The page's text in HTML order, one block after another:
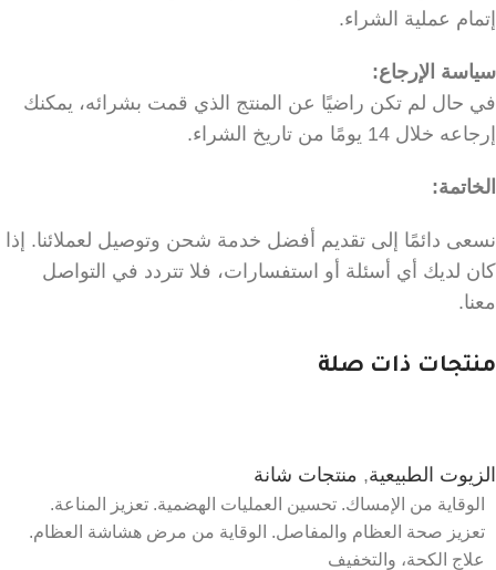
إتمام عملية الشراء.
سياسة الإرجاع:
في حال لم تكن راضيًا عن المنتج الذي قمت بشرائه، يمكنك
إرجاعه خلال 14 يومًا من تاريخ الشراء.
الخاتمة:
نسعى دائمًا إلى تقديم أفضل خدمة شحن وتوصيل لعملائنا. إذا
كان لديك أي أسئلة أو استفسارات، فلا تتردد في التواصل
معنا.
منتجات ذات صلة
الزيوت الطبيعية, منتجات شانة
الوقاية من الإمساك. تحسين العمليات الهضمية. تعزيز المناعة.
تعزيز صحة العظام والمفاصل. الوقاية من مرض هشاشة العظام.
علاج الكحة، والتخفيف